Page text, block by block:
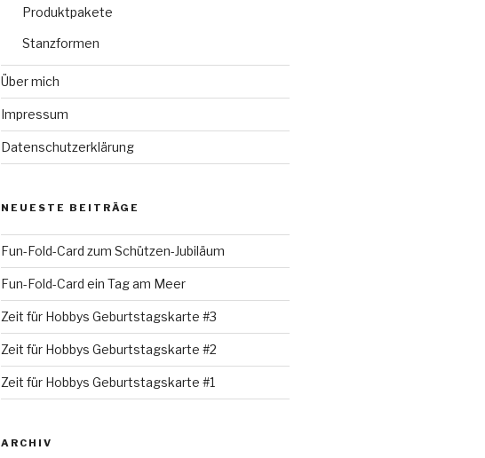
Produktpakete
Stanzformen
Über mich
Impressum
Datenschutzerklärung
NEUESTE BEITRÄGE
Fun-Fold-Card zum Schützen-Jubiläum
Fun-Fold-Card ein Tag am Meer
Zeit für Hobbys Geburtstagskarte #3
Zeit für Hobbys Geburtstagskarte #2
Zeit für Hobbys Geburtstagskarte #1
ARCHIV